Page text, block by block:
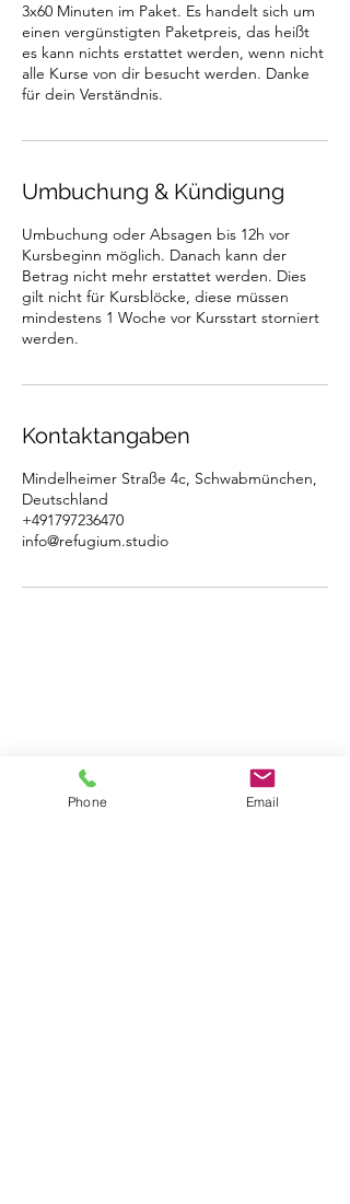
3x60 Minuten im Paket. Es handelt sich um
einen vergünstigten Paketpreis, das heißt
es kann nichts erstattet werden, wenn nicht
alle Kurse von dir besucht werden. Danke
für dein Verständnis.
Umbuchung & Kündigung
Umbuchung oder Absagen bis 12h vor
Kursbeginn möglich. Danach kann der
Betrag nicht mehr erstattet werden. Dies
gilt nicht für Kursblöcke, diese müssen
mindestens 1 Woche vor Kursstart storniert
werden.
Kontaktangaben
Mindelheimer Straße 4c, Schwabmünchen,
Deutschland
+491797236470
info@refugium.studio
Phone Email